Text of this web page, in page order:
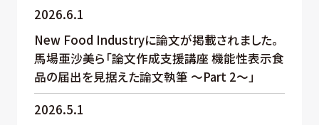
2026.6.1
New Food Industryに論文が掲載されました。
馬場亜沙美ら「論文作成支援講座 機能性表示食
品の届出を見据えた論文執筆 ～Part 2～」
2026.5.1